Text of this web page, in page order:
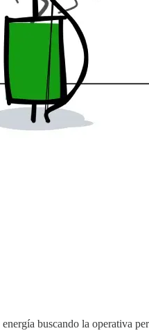
buscando la operativa